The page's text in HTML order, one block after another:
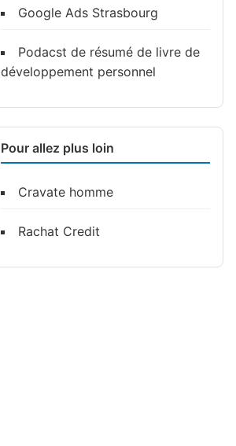
Google Ads Strasbourg
Podacst de résumé de livre de
développement personnel
Pour allez plus loin
Cravate homme
Rachat Credit